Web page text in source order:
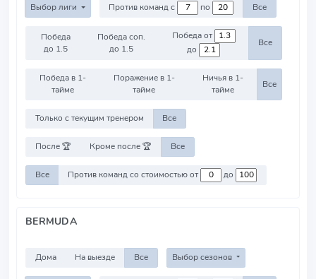
Выбор лиги Против команд с по Все
Победа
до 1.5
Победа соп.
до 1.5
Победа от
до
Все
Победа в 1-
тайме
Поражение в 1-
тайме
Ничья в 1-
тайме
Все
Только с текущим тренером Все
После 🏆 Кроме после 🏆 Все
Все Против команд со стоимостью от до
BERMUDA
Дома На выезде Все Выбор сезонов